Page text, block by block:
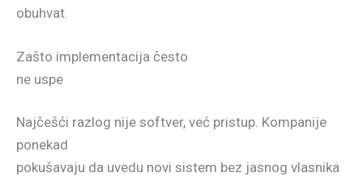
obuhvat.
Zašto implementacija često
ne uspe
Najčešći razlog nije softver, već pristup. Kompanije
ponekad
pokušavaju da uvedu novi sistem bez jasnog vlasnika